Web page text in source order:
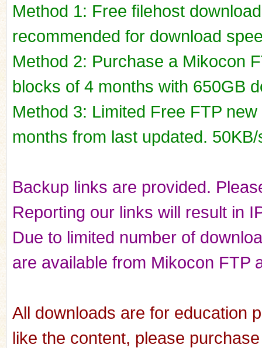
Method 1: Free filehost
recommended for download
Method 2: Purchase a Mikocon
blocks of 4 months with 650GB
Method 3: Limited Free FTP
months from last updated.
Backup links are provided.
Reporting our links will result in
Due to limited number of
are available from Mikocon FTP
All downloads are for education
like the content, please